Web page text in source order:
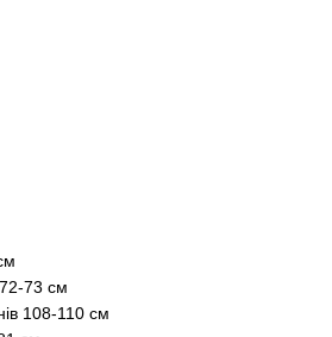
73 см
108-110 см